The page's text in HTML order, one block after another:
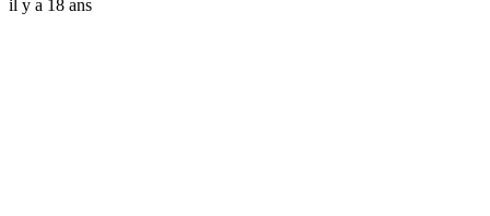
il y a 18 ans